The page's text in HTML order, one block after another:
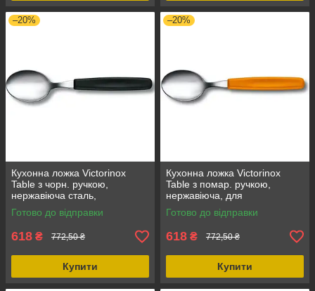
–20%
Кухонна ложка Victorinox
Table з чорн. ручкою,
нержавіюча сталь,
поліпропілен, 0.043 кг,
чорний колір
Готово до відправки
618 ₴ 772,50 ₴
Купити
–20%
Кухонна ложка Victorinox
Table з помар. ручкою,
нержавіюча, для
приготування їжі, 30 см
Готово до відправки
618 ₴ 772,50 ₴
Купити